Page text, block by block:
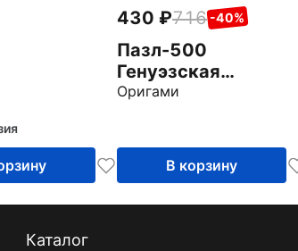
430 716 -40%
Пазл-500
Генуэзская
крепость
Оригами
В корзину
Каталог